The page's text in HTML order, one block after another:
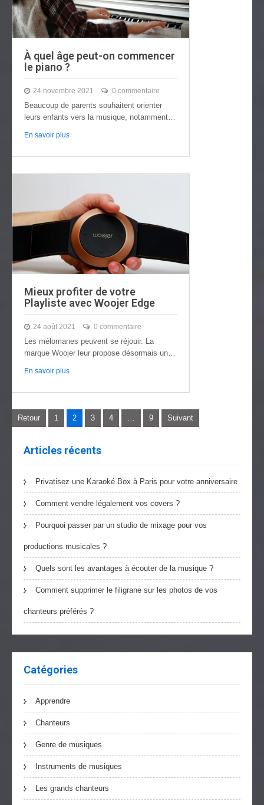
À quel âge peut-on commencer
le piano ?
24 novembre 2021 0 commentaire
Beaucoup de parents souhaitent orienter
leurs enfants vers la musique, notamment la
En savoir plus
Mieux profiter de votre
Playliste avec Woojer Edge
24 août 2021 0 commentaire
Les mélomanes peuvent se réjouir. La
marque Woojer leur propose désormais une
En savoir plus
Navigation
articles
Retour 1 2 3 4 … 9 Suivant
Articles récents
Privatisez une Karaoké Box à Paris pour votre anniversaire
Comment vendre légalement vos covers ?
Pourquoi passer par un studio de mixage pour vos
productions musicales ?
Quels sont les avantages à écouter de la musique ?
Comment supprimer le filigrane sur les photos de vos
chanteurs préférés ?
Catégories
Apprendre
Chanteurs
Genre de musiques
Instruments de musiques
Les grands chanteurs